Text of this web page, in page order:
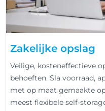
Zakelijke opslag
Veilige, kosteneffectieve
behoeften. Sla voorraad,
met op maat gemaakte
meest flexibele self-